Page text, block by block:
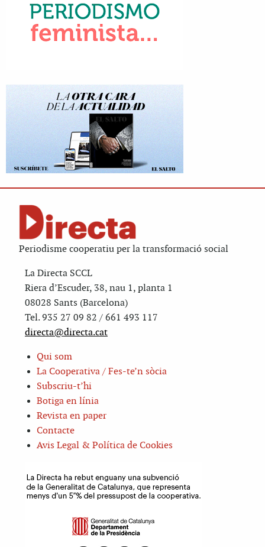
Periodisme cooperatiu per la transformació social
La Directa SCCL
Riera d’Escuder, 38, nau 1, planta 1
08028 Sants (Barcelona)
Tel. 935 27 09 82 / 661 493 117
directa@directa.cat
Qui som
La Cooperativa / Fes-te’n sòcia
Subscriu-t’hi
Botiga en línia
Revista en paper
Contacte
Avis Legal & Política de Cookies